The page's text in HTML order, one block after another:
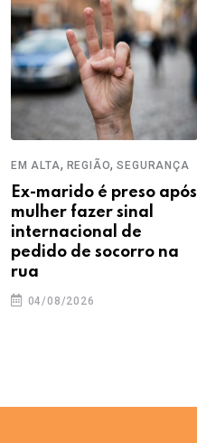
EM ALTA, REGIÃO,SEGURANÇA
Ex-marido é preso após
mulher fazer sinal
internacional de
pedido de socorro na
rua
04/08/2026